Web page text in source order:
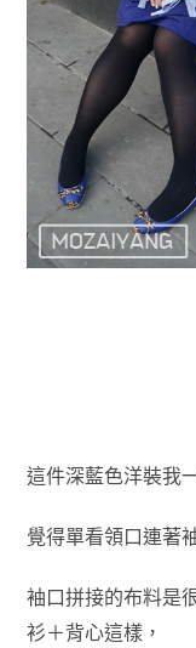
這件深藍色洋裝我
覺得單看領口連著
袖口拼接的布料是
衫＋背心這樣，